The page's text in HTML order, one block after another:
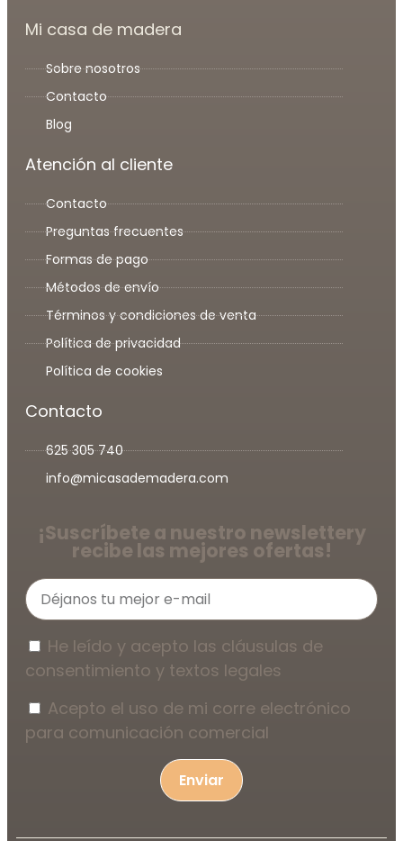
Mi casa de madera
Sobre nosotros
Contacto
Blog
Atención al cliente
Contacto
Preguntas frecuentes
Formas de pago
Métodos de envío
Términos y condiciones de venta
Política de privacidad
Política de cookies
Contacto
625 305 740
info@micasademadera.com
¡Suscríbete a nuestro newslettery
recibe las mejores ofertas!
He leído y acepto las cláusulas de
consentimiento y textos legales
Acepto el uso de mi corre electrónico
para comunicación comercial
Enviar